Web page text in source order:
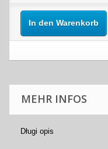
In den Warenkorb
MEHR INFOS
Długi opis